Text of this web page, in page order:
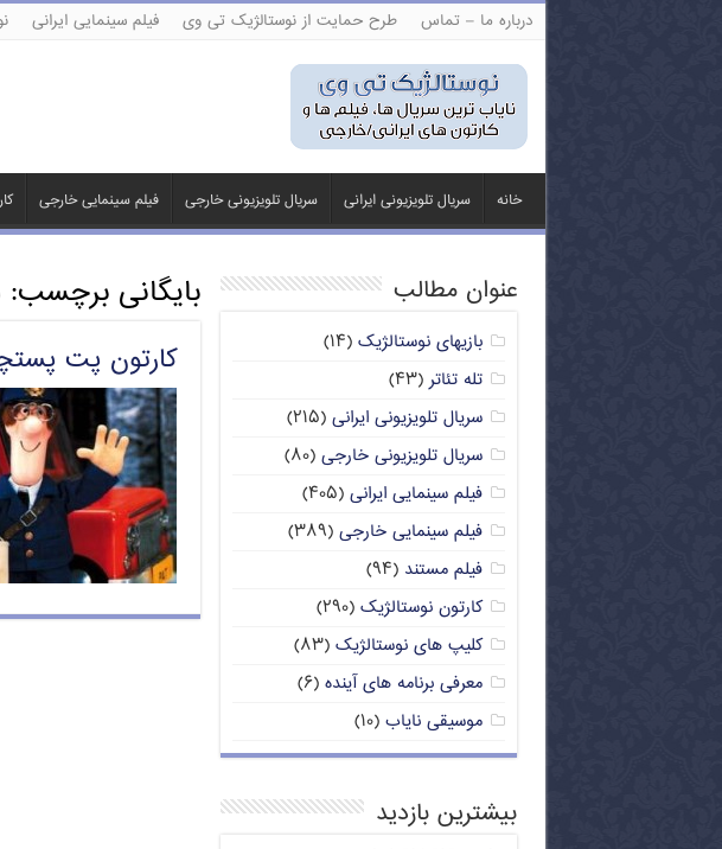
درباره ما – تماس طرح حمایت از نوستالژیک تی وی فیلم سینمایی ایرانی
خانه سریال تلویزیونی ایرانی سریال تلویزیونی خارجی فیلم سینمایی خارجی
بایگانی برچسب:
کارتون پت
عنوان مطالب
بازیهای نوستالژیک (۱۴)
تله تئاتر(۴۳)
سریال تلویزیونی ایرانی (۲۱۵)
سریال تلویزیونی خارجی (۸۰)
فیلم سینمایی ایرانی (۴۰۵)
فیلم سینمایی خارجی (۳۸۹)
فیلم مستند (۹۴)
کارتون نوستالژیک (۲۹۰)
کلیپ های نوستالژیک (۸۳)
معرفی برنامه های آینده (۶)
موسیقی نایاب (۱۰)
بیشترین بازدید